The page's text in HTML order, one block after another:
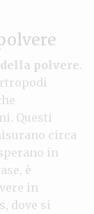
polvere.
Questi
circa
in
è
in
dove si